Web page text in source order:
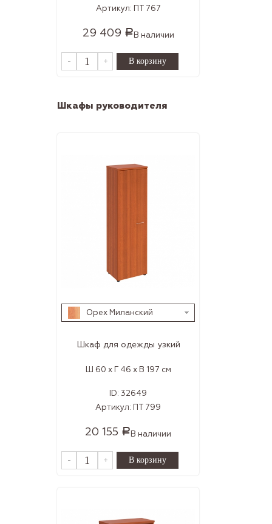
Артикул: ПТ 767
29 409 Р В наличии
- +
Шкафы руководителя
Орех Миланский
Шкаф для одежды узкий
Ш 60 x Г 46 x В 197 см
ID: 32649
Артикул: ПТ 799
20 155 РВ наличии
- +